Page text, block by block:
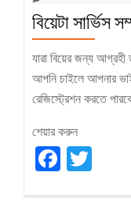
বিয়েটা সার্ভিস
যারা বিয়ের জন্য আগ্রহী
আপনি চাইলে আপনার
রেজিস্ট্রেশন করতে
শেয়ার করুন
Facebook